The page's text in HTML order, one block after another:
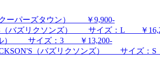
クーパーズタウン） ￥9,900-
（バズリクソンズ） サイズ：L ￥
ル） サイズ：3 ￥13,200-
（バズリクソンズ） サイズ